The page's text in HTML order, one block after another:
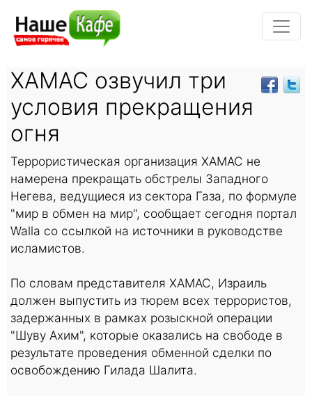
ХАМАС озвучил три
условия прекращения
огня
Террористическая организация ХАМАС не
намерена прекращать обстрелы Западного
Негева, ведущиеся из сектора Газа, по формуле
"мир в обмен на мир", сообщает сегодня портал
Walla со ссылкой на источники в руководстве
исламистов.
По словам представителя ХАМАС, Израиль
должен выпустить из тюрем всех террористов,
задержанных в рамках розыскной операции
"Шуву Ахим", которые оказались на свободе в
результате проведения обменной сделки по
освобождению Гилада Шалита.